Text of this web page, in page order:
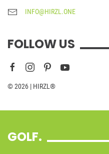
INFO@HIRZL.ONE
FOLLOW US
© 2026 | HIRZL®
GOLF.